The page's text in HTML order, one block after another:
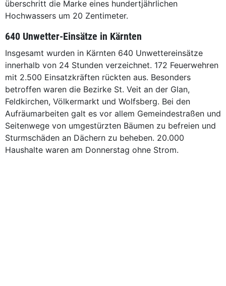
überschritt die Marke eines hundertjährlichen
Hochwassers um 20 Zentimeter.
640 Unwetter-Einsätze in Kärnten
Insgesamt wurden in Kärnten 640 Unwettereinsätze
innerhalb von 24 Stunden verzeichnet. 172 Feuerwehren
mit 2.500 Einsatzkräften rückten aus. Besonders
betroffen waren die Bezirke St. Veit an der Glan,
Feldkirchen, Völkermarkt und Wolfsberg. Bei den
Aufräumarbeiten galt es vor allem Gemeindestraßen und
Seitenwege von umgestürzten Bäumen zu befreien und
Sturmschäden an Dächern zu beheben. 20.000
Haushalte waren am Donnerstag ohne Strom.